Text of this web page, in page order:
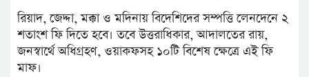
রিয়াদ, জেদ্দা, মক্কা ও মদিনায় বিদেশিদের সম্পত্তি লেনদেনে ২
শতাংশ ফি দিতে হবে। তবে উত্তরাধিকার, আদালতের রায়,
জনস্বার্থে অধিগ্রহণ, ওয়াকফসহ ১০টি বিশেষ ক্ষেত্রে এই ফি
মাফ।